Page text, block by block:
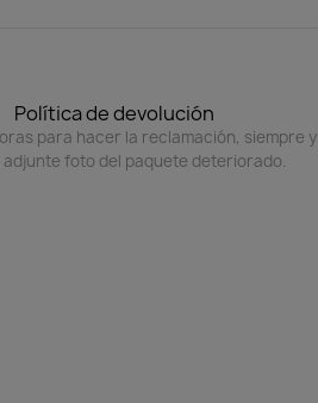
Política de devolución
para hacer la reclamación, siempre y
adjunte foto del paquete deteriorado.